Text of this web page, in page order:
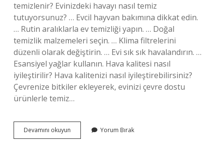
temizlenir? Evinizdeki havayı nasıl temiz
tutuyorsunuz? … Evcil hayvan bakımına dikkat edin.
… Rutin aralıklarla ev temizliği yapın. … Doğal
temizlik malzemeleri seçin. … Klima filtrelerini
düzenli olarak değiştirin. … Evi sık sık havalandırın. …
Esansiyel yağlar kullanın. Hava kalitesi nasıl
iyileştirilir? Hava kalitenizi nasıl iyileştirebilirsiniz?
Çevrenize bitkiler ekleyerek, evinizi çevre dostu
ürünlerle temiz…
Devamını okuyun
Bir
Yorum Bırak